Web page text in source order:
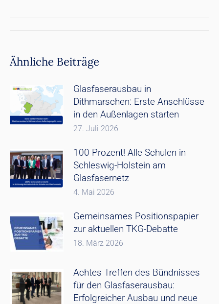
Ähnliche Beiträge
Glasfaserausbau in
Dithmarschen: Erste Anschlüsse
in den Außenlagen starten
27. Juli 2026
100 Prozent! Alle Schulen in
Schleswig-Holstein am
Glasfasernetz
4. Mai 2026
Gemeinsames Positionspapier
zur aktuellen TKG-Debatte
18. März 2026
Achtes Treffen des Bündnisses
für den Glasfaserausbau:
Erfolgreicher Ausbau und neue